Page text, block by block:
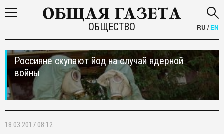
ОБЩЕСТВО RU /EN
Россияне скупают йод на случай ядерной
войны
18.03.2017 08:12